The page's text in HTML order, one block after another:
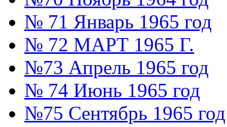
№ 71 Январь 1965 год
№ 72 МАРТ 1965 Г.
№73 Апрель 1965 год
№ 74 Июнь 1965 год
№75 Сентябрь 1965 год